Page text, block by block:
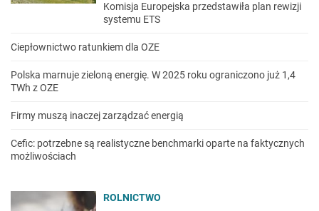
Komisja Europejska przedstawiła plan rewizji
systemu ETS
Ciepłownictwo ratunkiem dla OZE
Polska marnuje zieloną energię. W 2025 roku ograniczono już 1,4
TWh z OZE
Firmy muszą inaczej zarządzać energią
Cefic: potrzebne są realistyczne benchmarki oparte na faktycznych
możliwościach
ROLNICTWO